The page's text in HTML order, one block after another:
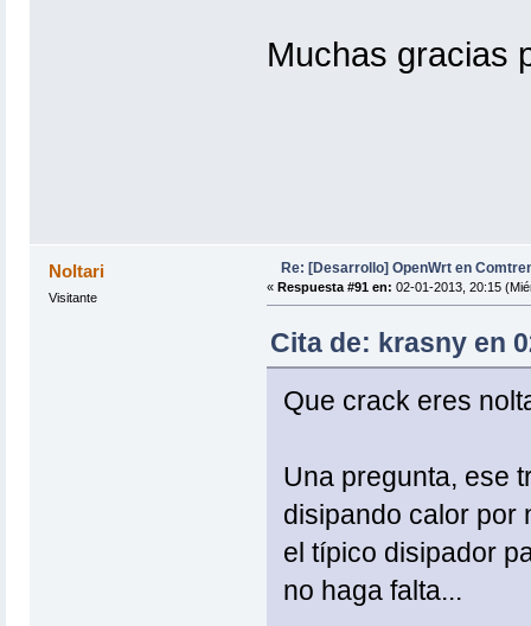
Muchas gracias
Noltari
Visitante
Re: [Desarrollo] OpenWrt en
« Respuesta #91 en: 02-01-2013, 20:15
Cita de: krasny en
Que crack eres
Una pregunta, ese
disipando calor por
el típico disipador
no haga falta...